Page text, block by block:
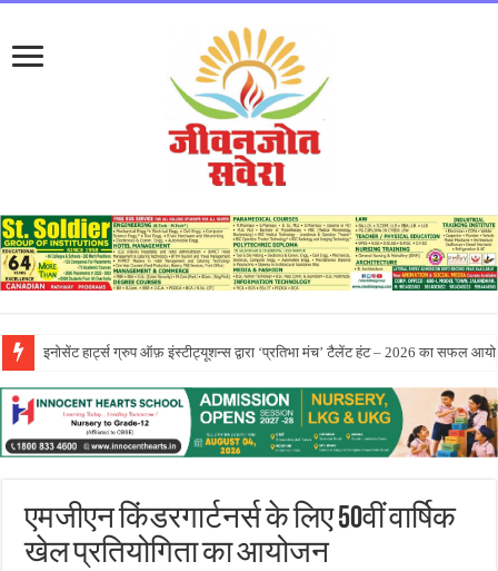
सीटी ग्रुप ने पांच दिवसीय आरंभ 2026 कार्येक्रम का भव्य समापन किया
एमजीएन किंडरगार्टनर्स के लिए 50वीं वार्षिक
खेल प्रतियोगिता का आयोजन